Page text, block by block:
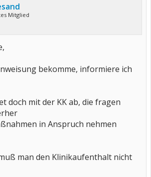
Mitglied
bekomme, informiere ich
doch mit der KK ab, die fragen
in Anspruch nehmen
man den Klinikaufenthalt nicht